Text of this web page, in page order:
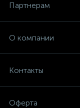
Партнерам
О компании
Контакты
Оферта